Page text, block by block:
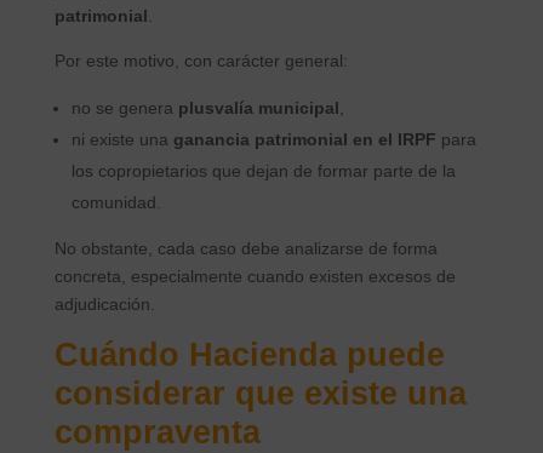
patrimonial.
Por este motivo, con carácter general:
no se genera plusvalía municipal,
ni existe una ganancia patrimonial en el IRPF para
los copropietarios que dejan de formar parte de la
comunidad.
No obstante, cada caso debe analizarse de forma
concreta, especialmente cuando existen excesos de
adjudicación.
Cuándo Hacienda puede
considerar que existe una
compraventa